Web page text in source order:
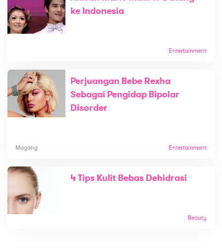
ke Indonesia
Entertainment
Perjuangan Bebe Rexha
Sebagai Pengidap Bipolar
Disorder
Magang Entertainment
4 Tips Kulit Bebas Dehidrasi
Beauty